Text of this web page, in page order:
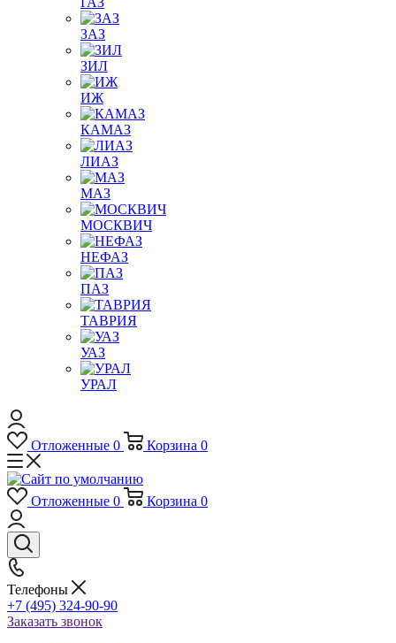
ЗАЗ
ЗИЛ
ИЖ
КАМАЗ
ЛИАЗ
МАЗ
МОСКВИЧ
НЕФАЗ
ПАЗ
ТАВРИЯ
УАЗ
УРАЛ
Отложенные 0 Корзина 0
Отложенные 0 Корзина 0
Телефоны
+7 (495) 324-90-90
Заказать звонок